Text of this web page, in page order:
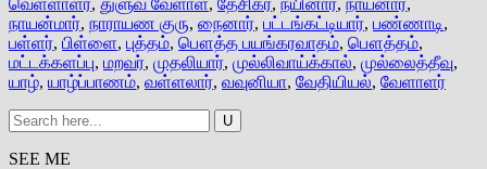
நாயன்மார், நாராயண குரு, நைனார், பட்டங்கட்டியார், பண்ணாடி,
பள்ளர், பிள்ளை, புத்தம், பௌத்த பயங்கரவாதம், பௌத்தம்,
மட்டக்களப்பு, மறவர், முதலியார், முல்லிவாய்க்கால், முல்லைத்தீவு,
யாழ், யாழ்ப்பாணம், வள்ளலார், வவுனியா, வேதியியல், வேளாளர்
SEE ME